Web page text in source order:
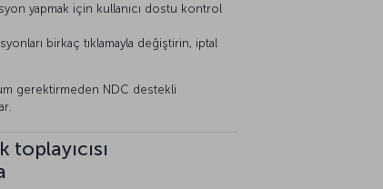
yapmak için kullanıcı dostu kontrol
birkaç tıklamayla değiştirin, iptal
gerektirmeden NDC destekli